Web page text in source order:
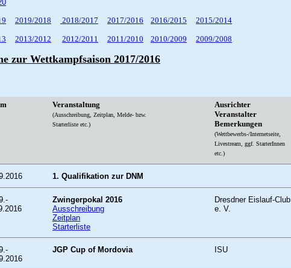
2019/2018 2018/2017 2017/2016 2016/2015 2015/2014
2013/2012 2012/2011 2011/2010 2010/2009 2009/2008
zur Wettkampfsaison 2017/2016
Veranstaltung
(Ausschreibung, Zeitplan, Melde- bzw.
Starterliste etc.)
Ausrichter
Veranstalter
Bemerkungen
(Wettbewerbs-/Internetseite,
Livestream, ggf. StarterInnen
etc.)
1. Qualifikation zur DNM
Zwingerpokal 2016
Ausschreibung
Zeitplan
Starterliste
Dresdner Eislauf-Club
e. V.
JGP Cup of Mordovia ISU